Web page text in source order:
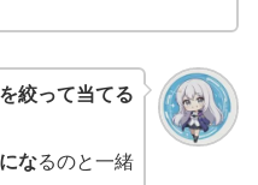
絞って当てる
なるのと一緒